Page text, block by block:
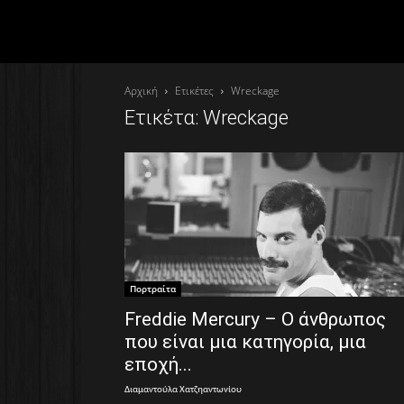
Αρχική Ετικέτες Wreckage
Ετικέτα: Wreckage
Πορτραίτα
Freddie Mercury – Ο άνθρωπος
που είναι μια κατηγορία, μια
εποχή...
Διαμαντούλα Χατζηαντωνίου